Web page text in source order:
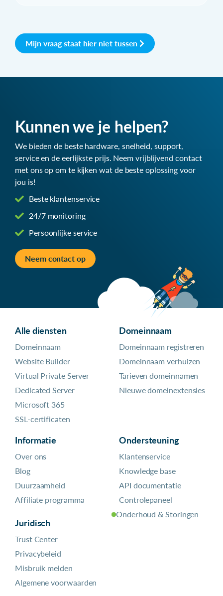
Mijn vraag staat hier niet tussen
Kunnen we je helpen?
We bieden de beste hardware, snelheid, support,
service en de eerlijkste prijs. Neem vrijblijvend contact
met ons op om te kijken wat de beste oplossing voor
jou is!
Beste klantenservice
24/7 monitoring
Persoonlijke service
Neem contact op
Alle diensten
Domeinnaam
Website Builder
Virtual Private Server
Dedicated Server
Microsoft 365
SSL-certificaten
Domeinnaam
Domeinnaam registreren
Domeinnaam verhuizen
Tarieven domeinnamen
Nieuwe domeinextensies
Informatie
Over ons
Blog
Duurzaamheid
Affiliate programma
Juridisch
Trust Center
Privacybeleid
Misbruik melden
Algemene voorwaarden
Ondersteuning
Klantenservice
Knowledge base
API documentatie
Controlepaneel
Onderhoud & Storingen